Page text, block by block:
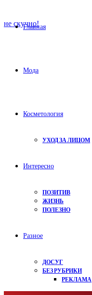
не скучно!
Главная
Мода
Косметология
УХОД ЗА ЛИЦОМ
Интересно
ПОЗИТИВ
ЖИЗНЬ
ПОЛЕЗНО
Разное
ДОСУГ
БЕЗ РУБРИКИ
РЕКЛАМА